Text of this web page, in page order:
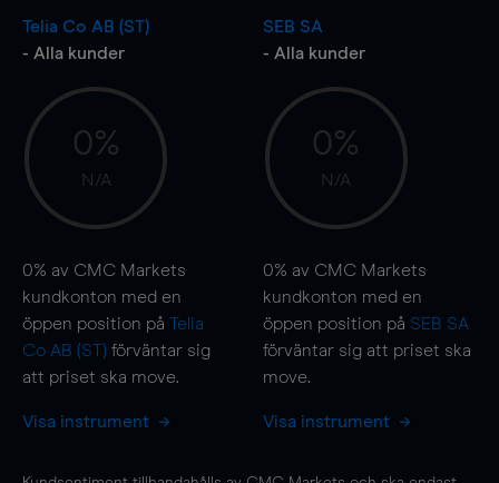
Telia Co AB (ST)
- Alla kunder
0%
N/A
0% av CMC Markets
kundkonton med en
öppen position på Telia
Co AB (ST) förväntar sig
att priset ska move.
Visa instrument
SEB SA
- Alla kunder
0%
N/A
0% av CMC Markets
kundkonton med en
öppen position på SEB SA
förväntar sig att priset ska
move.
Visa instrument